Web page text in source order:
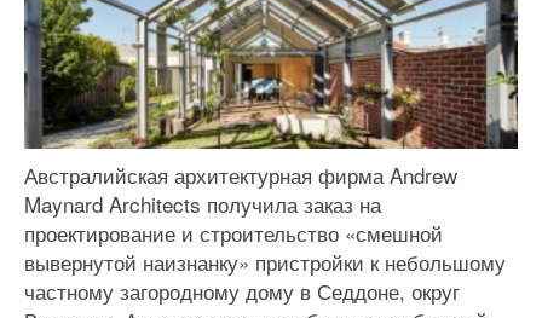
Австралийская архитектурная фирма Andrew
Maynard Architects получила заказ на
проектирование и строительство «смешной
вывернутой наизнанку» пристройки к небольшому
частному загородному дому в Седдоне, округ